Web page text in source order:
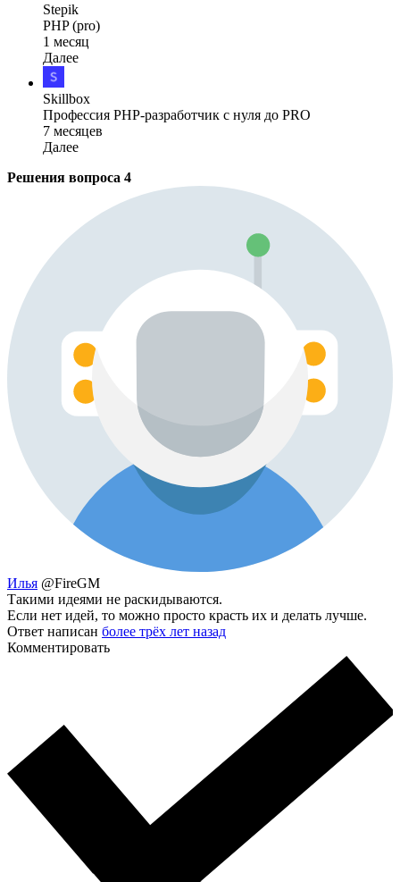
Stepik
PHP (pro)
1 месяц
Далее
Skillbox
Профессия PHP-разработчик с нуля до PRO
7 месяцев
Далее
Решения вопроса 4
Илья @FireGM
Такими идеями не раскидываются.
Если нет идей, то можно просто красть их и делать лучше.
Ответ написан более трёх лет назад
Комментировать